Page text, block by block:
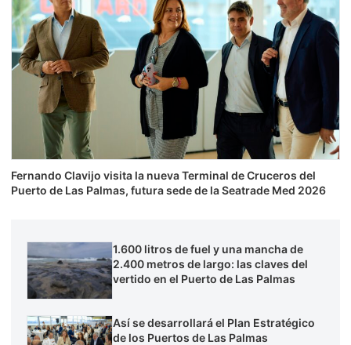
Fernando Clavijo visita la nueva Terminal de Cruceros del
Puerto de Las Palmas, futura sede de la Seatrade Med 2026
1.600 litros de fuel y una mancha de
2.400 metros de largo: las claves del
vertido en el Puerto de Las Palmas
Así se desarrollará el Plan Estratégico
de los Puertos de Las Palmas